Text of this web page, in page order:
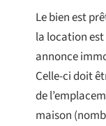
Le bien est
la location
annonce
Celle-ci doit
de
maison